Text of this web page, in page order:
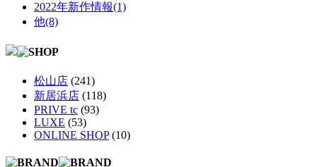
2022年新作情報(1)
他(8)
松山店 (241)
新居浜店 (118)
PRIVE tc (93)
LUXE (53)
ONLINE SHOP(10)